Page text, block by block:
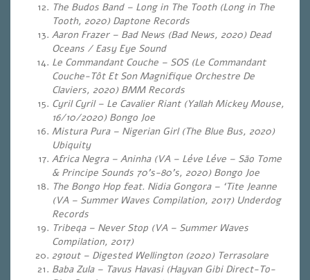
The Budos Band – Long in The Tooth (Long in The
Tooth, 2020) Daptone Records
Aaron Frazer – Bad News (Bad News, 2020) Dead
Oceans / Easy Eye Sound
Le Commandant Couche – SOS (Le Commandant
Couche-Tôt Et Son Magnifique Orchestre De
Claviers, 2020) BMM Records
Cyril Cyril – Le Cavalier Riant (Yallah Mickey Mouse,
16/10/2020) Bongo Joe
Mistura Pura – Nigerian Girl (The Blue Bus, 2020)
Ubiquity
Africa Negra – Aninha (VA – Léve Léve – São Tome
& Principe Sounds 70’s-80’s, 2020) Bongo Joe
The Bongo Hop feat. Nidia Gongora – ‘Tite Jeanne
(VA – Summer Waves Compilation, 2017) Underdog
Records
Tribeqa – Never Stop (VA – Summer Waves
Compilation, 2017)
291out – Digested Wellington (2020) Terrasolare
Baba Zula – Tavus Havasi (Hayvan Gibi Direct-To-